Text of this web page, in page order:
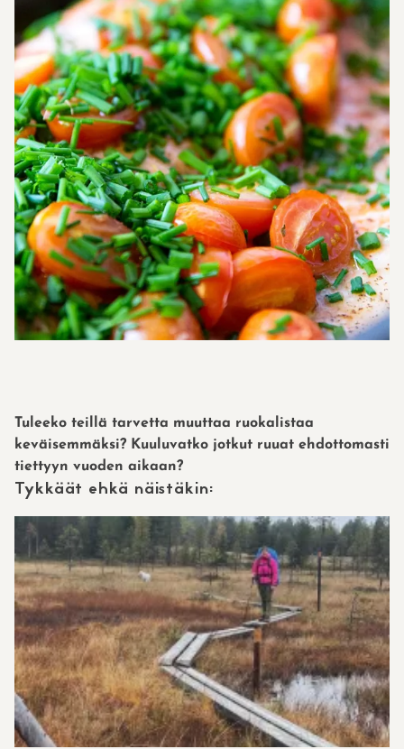
Tuleeko teillä tarvetta muuttaa ruokalistaa
keväisemmäksi? Kuuluvatko jotkut ruuat ehdottomasti
tiettyyn vuoden aikaan?
Tykkäät ehkä näistäkin: